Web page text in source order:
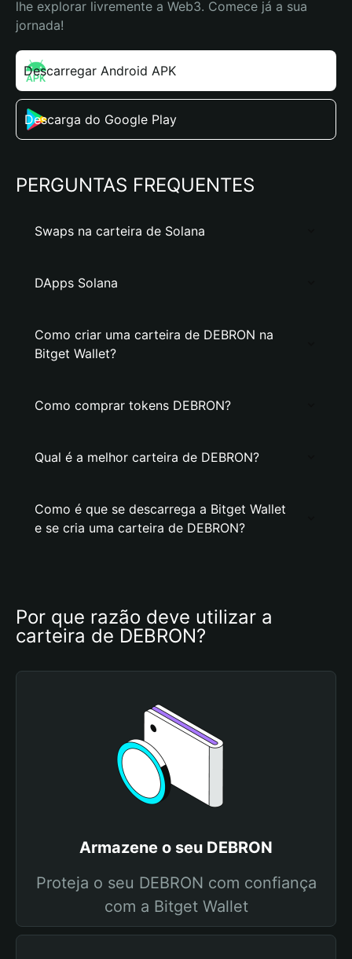
lhe explorar livremente a Web3. Comece já a sua
jornada!
Descarregar Android APK
Descarga do Google Play
PERGUNTAS FREQUENTES
Swaps na carteira de Solana
DApps Solana
Como criar uma carteira de DEBRON na
Bitget Wallet?
Como comprar tokens DEBRON?
Qual é a melhor carteira de DEBRON?
Como é que se descarrega a Bitget Wallet
e se cria uma carteira de DEBRON?
Por que razão deve utilizar a
carteira de DEBRON?
Armazene o seu DEBRON
Proteja o seu DEBRON com confiança
com a Bitget Wallet